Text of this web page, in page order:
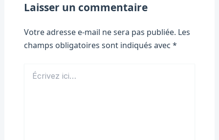
Laisser un commentaire
Votre adresse e-mail ne sera pas publiée. Les
champs obligatoires sont indiqués avec *
ici…